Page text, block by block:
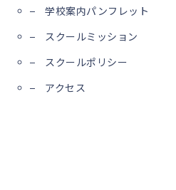
学校案内パンフレット
スクールミッション
スクールポリシー
アクセス